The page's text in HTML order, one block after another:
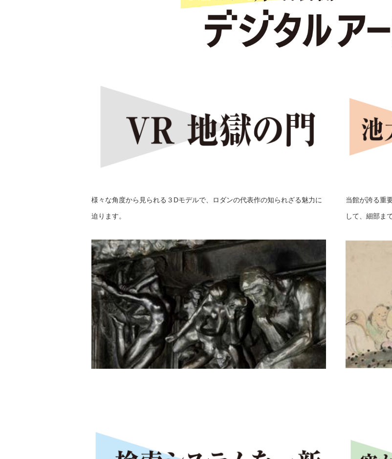
様々な角度から見られる３Dモデルで、ロダンの代表作の知られざる魅力に
迫ります。
当館が誇る重
して、細部ま